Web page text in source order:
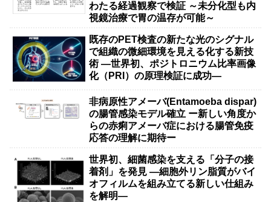
わたる経過観察で検証 ～未分化型も内
視鏡治療で胃の温存が可能～
既存のPET検査の新たな光のシグナル
で組織の微細環境を見える化する新技
術 ―世界初、ポジトロニウム比率画像
化（PRI）の原理検証に成功―
非病原性アメーバ(Entamoeba dispar)
の腸管感染モデル確立 ー新しい角度か
らの赤痢アメーバ症における腸管免疫
応答の理解に期待ー
世界初、細菌感染を支える「分子の接
着剤」を発見 ―細胞外リン脂質がバイ
オフィルムを組み立てる新しい仕組み
を解明―